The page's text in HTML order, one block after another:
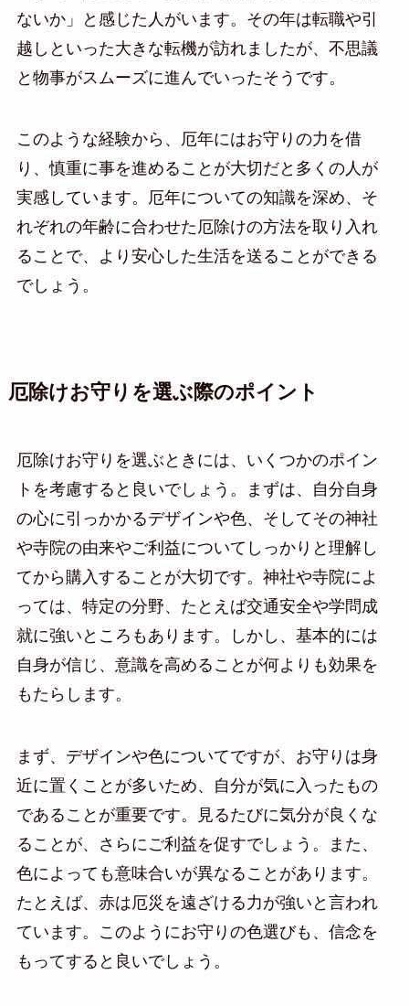
ないか」と感じた人がいます。その年は転職や引
越しといった大きな転機が訪れましたが、不思議
と物事がスムーズに進んでいったそうです。
このような経験から、厄年にはお守りの力を借
り、慎重に事を進めることが大切だと多くの人が
実感しています。厄年についての知識を深め、そ
れぞれの年齢に合わせた厄除けの方法を取り入れ
ることで、より安心した生活を送ることができる
でしょう。
厄除けお守りを選ぶ際のポイント
厄除けお守りを選ぶときには、いくつかのポイン
トを考慮すると良いでしょう。まずは、自分自身
の心に引っかかるデザインや色、そしてその神社
や寺院の由来やご利益についてしっかりと理解し
てから購入することが大切です。神社や寺院によ
っては、特定の分野、たとえば交通安全や学問成
就に強いところもあります。しかし、基本的には
自身が信じ、意識を高めることが何よりも効果を
もたらします。
まず、デザインや色についてですが、お守りは身
近に置くことが多いため、自分が気に入ったもの
であることが重要です。見るたびに気分が良くな
ることが、さらにご利益を促すでしょう。また、
色によっても意味合いが異なることがあります。
たとえば、赤は厄災を遠ざける力が強いと言われ
ています。このようにお守りの色選びも、信念を
もってすると良いでしょう。